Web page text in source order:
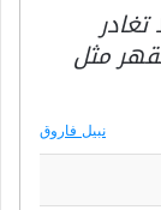
مثل
نبيل فاروق